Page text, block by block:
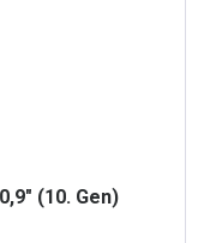
(10. Gen)